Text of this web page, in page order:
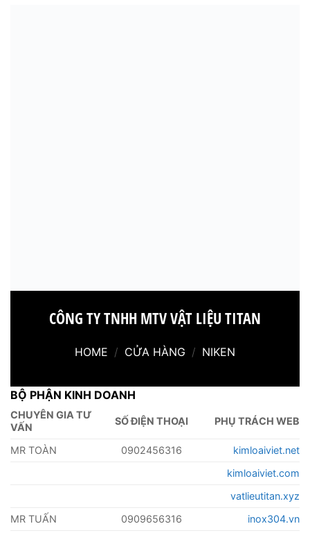
CÔNG TY TNHH MTV VẬT LIỆU TITAN
HOME / CỬA HÀNG / NIKEN
BỘ PHẬN KINH DOANH
CHUYÊN GIA TƯ
VẤN
SỐ ĐIỆN THOẠI PHỤ TRÁCH WEB
MR TOÀN 0902456316
kimloaiviet.net
kimloaiviet.com
vatlieutitan.xyz
MR TUẤN
0909656316
inox304.vn